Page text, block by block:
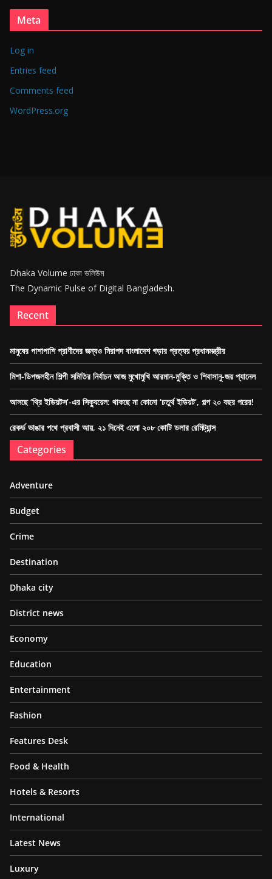
Meta
Log in
Entries feed
Comments feed
WordPress.org
Dhaka Volume ঢাকা ভলিউম
The Dynamic Pulse of Digital Bangladesh.
Recent
মানুষের পাশাপাশি প্রাণীদের জন্যও নিরাপদ বাংলাদেশ গড়ার প্রত্যয় প্রধানমন্ত্রীর
মিশা-ডিপজলহীন শিল্পী সমিতির নির্বাচন আজ মুখোমুখি আরমান-মুক্তি ও শিবাসানু-জয় প্যানেল
আসছে ‘থ্রি ইডিয়টস’-এর সিক্যুয়েল: থাকছে না কোনো ‘চতুর্থ ইডিয়ট’, গল্প ২০ বছর পরের!
রেকর্ড ভাঙার পথে প্রবাসী আয়, ২১ দিনেই এলো ২০৮ কোটি ডলার রেমিট্যান্স
Categories
Adventure
Budget
Crime
Destination
Dhaka city
District news
Economy
Education
Entertainment
Fashion
Features Desk
Food & Health
Hotels & Resorts
International
Latest News
Luxury